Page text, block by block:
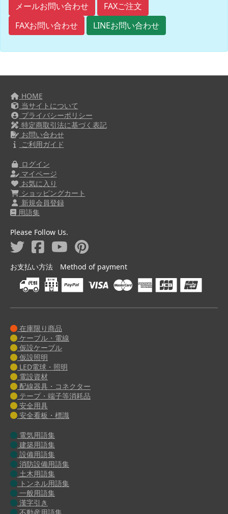
メールお問い合わせ
FAXご注文
FAXお問い合わせ
LINEお問い合わせ
HOME
当サイトについて
プライバシーポリシー
特定商取引法に基づく表記
お問い合わせ
ご利用ガイド
ログイン
マイページ
お気に入り
ショッピングカート
新規会員登録
用語集
Please Follow Us.
お支払い方法 Method of payment
在庫限り商品
ケーブル・電線
仮設ケーブル
仮設照明
LED電球・照明
電設資材
配線器具・コネクター
テープ・端子等消耗品
安全用具
安全看板・標識
電気用語集
建築用語集
設備用語集
消防設備用語集
土木用語集
トンネル用語集
一般用語集
漢字引き